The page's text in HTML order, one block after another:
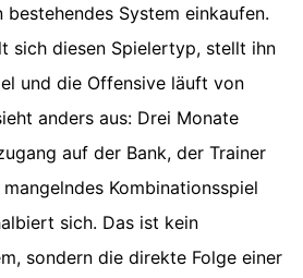
System einkaufen.
sich diesen Spielertyp, stellt ihn
und die Offensive läuft von
anders aus: Drei Monate
auf der Bank, der Trainer
Kombinationsspiel
sich. Das ist kein
sondern die direkte Folge einer